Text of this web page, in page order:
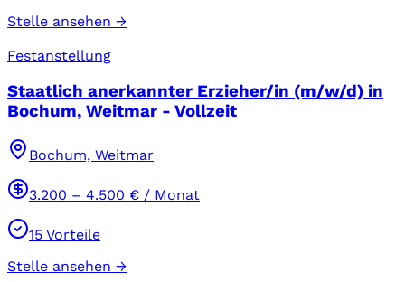
Stelle ansehen →
Festanstellung
Staatlich anerkannter Erzieher/in (m/w/d) in
Bochum, Weitmar - Vollzeit
Bochum, Weitmar
3.200 – 4.500 € / Monat
15 Vorteile
Stelle ansehen →